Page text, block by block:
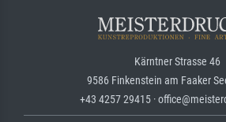
Kärntner Strasse 46
9586 Finkenstein am Faaker
+43 4257 29415 ·